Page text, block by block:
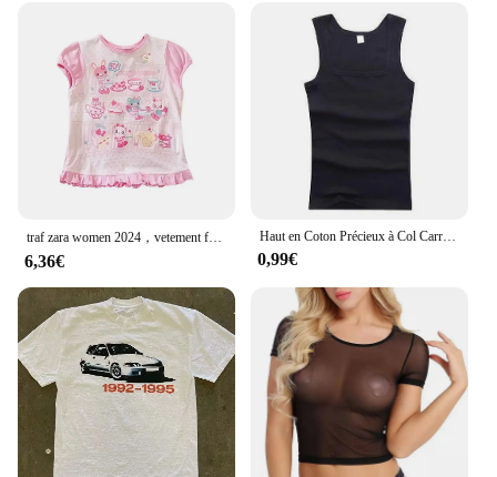
traf zara women 2024，vetement femme，stitch，tee shirt femme，y2k Économie courts College pour femmes, vêtements pour filles japonaises, t-shirts courts colorés, pullover Y2K, mignon et jeune, été, Y-Kawaii
6,36€
Haut en Coton Précieux à Col Carré pour Homme et Femme, Vêtement de Couleur Unie, Noir, Blanc, Gris, Grande Taille, Été
0,99€